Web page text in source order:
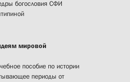
богословия СФИ
мировой
пособие по истории
периоды от